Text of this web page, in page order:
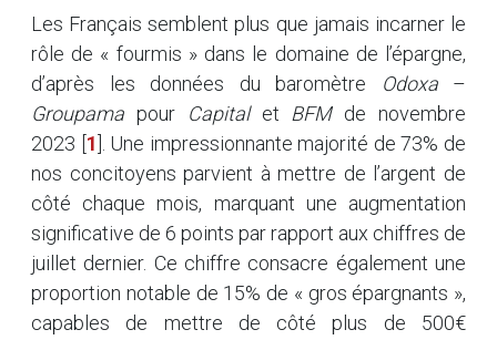
Les Français semblent plus que jamais incarner le
rôle de « fourmis » dans le domaine de l’épargne,
d’après les données du baromètre
Odoxa–
Groupama pour Capitalet BFMde novembre
2023 1
. Une impressionnante majorité de 73% de
nos concitoyens parvient à mettre de l’argent de
côté chaque mois, marquant une augmentation
significative de 6 points par rapport aux chiffres de
juillet dernier. Ce chiffre consacre également une
proportion notable de 15% de « gros épargnants »,
capables de mettre de côté plus de 500€